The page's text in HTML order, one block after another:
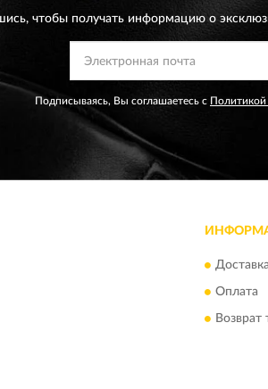
чтобы получать информацию о
Подписываясь, Вы соглашаетесь с
Доставка
Оплата
Возврат